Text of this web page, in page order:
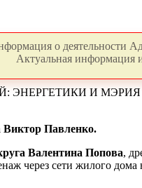
о деятельности
Актуальная информация
ЭНЕРГЕТИКИ И
Виктор Павленко.
Валентина Попова,
через сети жилого